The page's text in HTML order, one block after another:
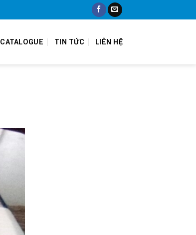
CATALOGUE TIN TỨC LIÊN HỆ